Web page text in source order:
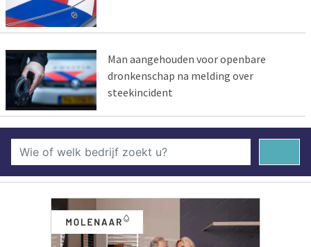
Man aangehouden voor openbare
dronkenschap na melding over
steekincident